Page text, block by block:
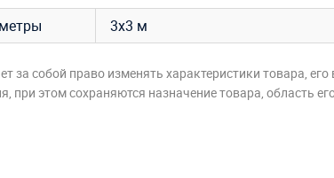
3х3 м
за собой право изменять характеристики товара,
при этом сохраняются назначение товара, область